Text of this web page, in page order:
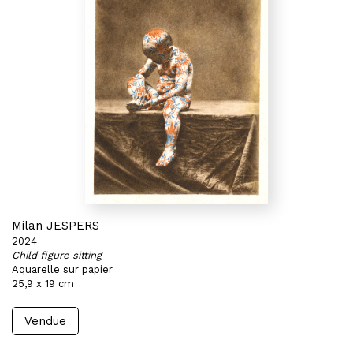
Milan JESPERS
2024
Child figure sitting
Aquarelle sur papier
25,9 x 19 cm
Vendue